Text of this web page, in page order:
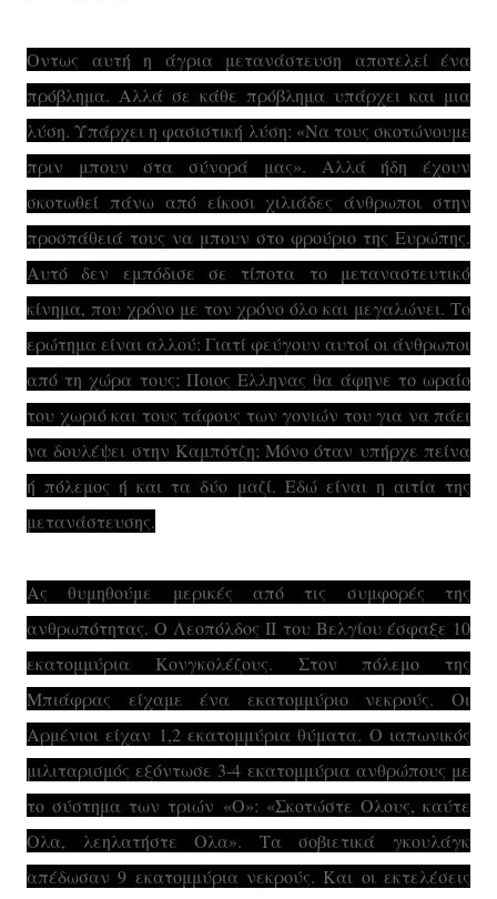
Οντως αυτή η άγρια μετανάστευση αποτελεί ένα
πρόβλημα. Αλλά σε κάθε πρόβλημα υπάρχει και μια
λύση. Υπάρχει η φασιστική λύση: «Να τους σκοτώνουμε
πριν μπουν στα σύνορά μας». Αλλά ήδη έχουν
σκοτωθεί πάνω από είκοσι χιλιάδες άνθρωποι στην
προσπάθειά τους να μπουν στο φρούριο της Ευρώπης.
Αυτό δεν εμπόδισε σε τίποτα το μεταναστευτικό
κίνημα, που χρόνο με τον χρόνο όλο και μεγαλώνει. Το
ερώτημα είναι αλλού: Γιατί φεύγουν αυτοί οι άνθρωποι
από τη χώρα τους; Ποιος Ελληνας θα άφηνε το ωραίο
του χωριό και τους τάφους των γονιών του για να πάει
να δουλέψει στην Καμπότζη; Μόνο όταν υπήρχε πείνα
ή πόλεμος ή και τα δύο μαζί. Εδώ είναι η αιτία της
μετανάστευσης.
Ας θυμηθούμε μερικές από τις συμφορές της
ανθρωπότητας. Ο Λεοπόλδος ΙΙ του Βελγίου έσφαξε 10
εκατομμύρια Κονγκολέζους. Στον πόλεμο της
Μπιάφρας είχαμε ένα εκατομμύριο νεκρούς. Οι
Αρμένιοι είχαν 1,2 εκατομμύρια θύματα. Ο ιαπωνικός
μιλιταρισμός εξόντωσε 3-4 εκατομμύρια ανθρώπους με
το σύστημα των τριών «Ο»: «Σκοτώστε Ολους, καύτε
Ολα, λεηλατήστε Ολα». Τα σοβιετικά γκουλάγκ
απέδωσαν 9 εκατομμύρια νεκρούς. Και οι εκτελέσεις